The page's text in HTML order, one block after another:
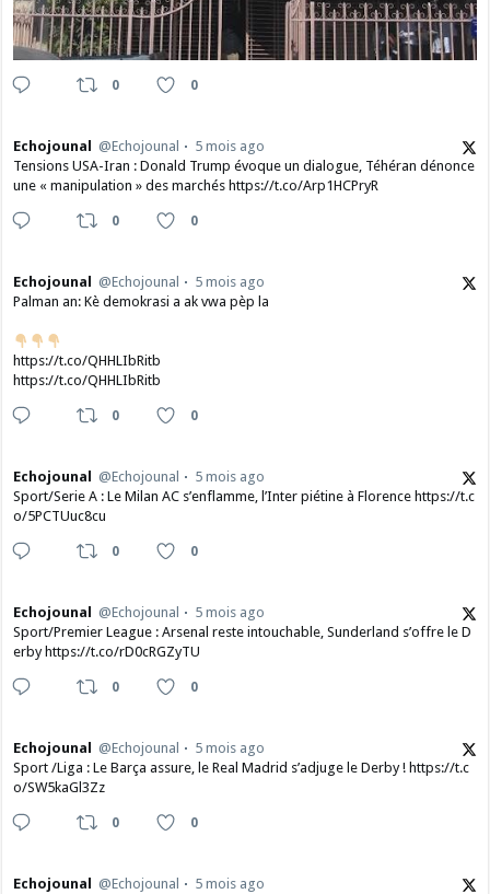
0 0
Echojounal @Echojounal
5 mois ago
Tensions USA-Iran : Donald Trump évoque un dialogue, Téhéran dénonce
une « manipulation » des marchés https://t.co/Arp1HCPryR
0 0
Echojounal @Echojounal
5 mois ago
Palman an: Kè demokrasi a ak vwa pèp la
https://t.co/QHHLIbRitb
https://t.co/QHHLIbRitb
0 0
Echojounal @Echojounal
5 mois ago
Sport/Serie A : Le Milan AC s’enflamme, l’Inter piétine à Florence https://t.c
o/5PCTUuc8cu
0 0
Echojounal @Echojounal
5 mois ago
Sport/Premier League : Arsenal reste intouchable, Sunderland s’offre le D
erby https://t.co/rD0cRGZyTU
0 0
Echojounal @Echojounal
5 mois ago
Sport /Liga : Le Barça assure, le Real Madrid s’adjuge le Derby ! https://t.c
o/SW5kaGl3Zz
0 0
Echojounal @Echojounal
5 mois ago